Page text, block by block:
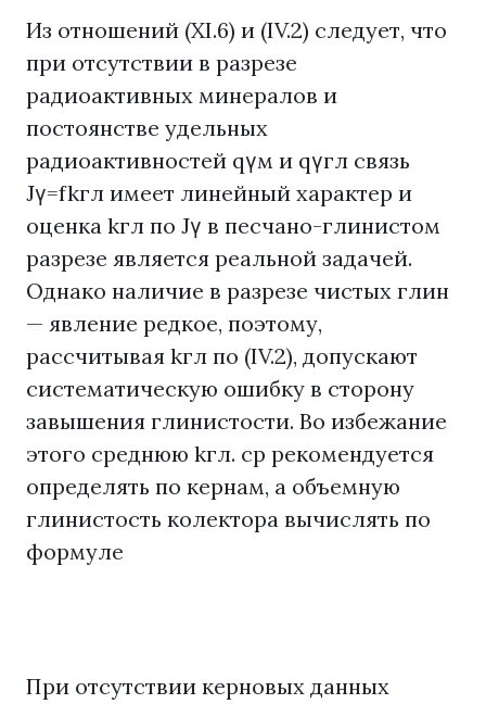
Из отношений (XI.6) и (IV.2) следует, что
при отсутствии в разрезе
радиоактивных минералов и
постоянстве удельных
радиоактивностей qγм и qγгл связь
Jγ=fkгл имеет линейный характер и
оценка kгл по Jγ в песчано-глинистом
разрезе является реальной задачей.
Однако наличие в разрезе чистых глин
— явление редкое, поэтому,
рассчитывая kгл по (IV.2), допускают
систематическую ошибку в сторону
завышения глинистости. Во избежание
этого среднюю kгл. ср рекомендуется
определять по кернам, а объемную
глинистость колектора вычислять по
формуле
При отсутствии керновых данных